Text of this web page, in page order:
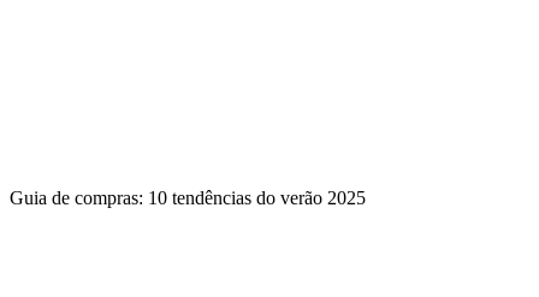
Guia de compras: 10 tendências do verão 2025